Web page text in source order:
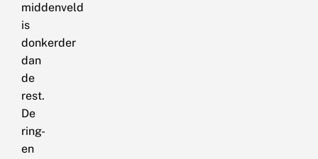
middenveld
is
donkerder
dan
de
rest.
De
ring-
en